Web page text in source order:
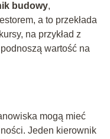
budowy,
a to przekłada
na przykład z
wartość na
mogą mieć
Jeden kierownik